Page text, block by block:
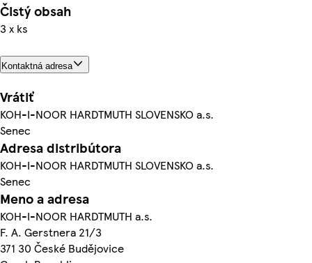
Čistý obsah
3 x ks
Kontaktná adresa
Vrátiť
KOH-I-NOOR HARDTMUTH SLOVENSKO a.s.
Senec
Adresa distribútora
KOH-I-NOOR HARDTMUTH SLOVENSKO a.s.
Senec
Meno a adresa
KOH-I-NOOR HARDTMUTH a.s.
F. A. Gerstnera 21/3
371 30 České Budějovice